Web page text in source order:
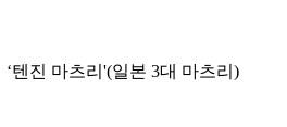
텐진 마츠리'(일본 3대 마츠리)